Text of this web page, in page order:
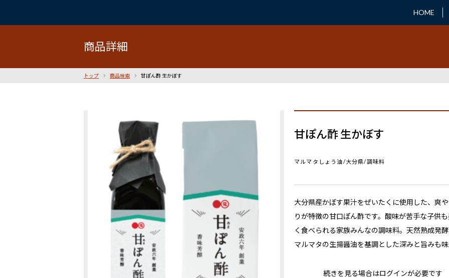
HOME
商品詳細
トップ 商品検索 甘ぽん酢 生かぼす
甘ぽん酢 生かぼす
マルマタしょう油/大分県/調味料
大分県産かぼす果汁をぜいたくに使用した、爽
りが特徴の甘口ぽん酢です。酸味が苦手な子供
く食べられる家族みんなの調味料。天然熟成発
マルマタの生揚醤油を基調とした深みと旨みも味
続きを見る場合はログインが必要です